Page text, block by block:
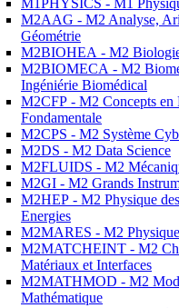
M1PHYSICS - M1
M2AAG - M2 Analyse,
Géométrie
M2BIOHEA - M2
M2BIOMECA - M2
Ingéniérie Biomédical
M2CFP - M2 Concepts en
Fondamentale
M2CPS - M2 Système
M2DS - M2 Data Science
M2FLUIDS - M2
M2GI - M2 Grands
M2HEP - M2 Physique
Energies
M2MARES - M2
M2MATCHEINT - M2
Matériaux et Interfaces
M2MATHMOD - M2
Mathématique